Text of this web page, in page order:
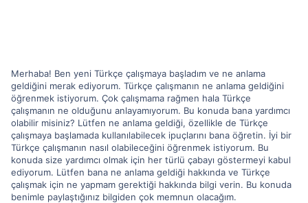
Merhaba! Ben yeni Türkçe çalışmaya başladım ve ne anlama
geldiğini merak ediyorum. Türkçe çalışmanın ne anlama geldiğini
öğrenmek istiyorum. Çok çalışmama rağmen hala Türkçe
çalışmanın ne olduğunu anlayamıyorum. Bu konuda bana yardımcı
olabilir misiniz? Lütfen ne anlama geldiği, özellikle de Türkçe
çalışmaya başlamada kullanılabilecek ipuçlarını bana öğretin. İyi bir
Türkçe çalışmanın nasıl olabileceğini öğrenmek istiyorum. Bu
konuda size yardımcı olmak için her türlü çabayı göstermeyi kabul
ediyorum. Lütfen bana ne anlama geldiği hakkında ve Türkçe
çalışmak için ne yapmam gerektiği hakkında bilgi verin. Bu konuda
benimle paylaştığınız bilgiden çok memnun olacağım.